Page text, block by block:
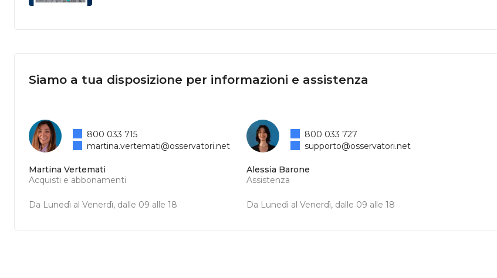
Siamo a tua disposizione per informazioni e assistenza
Martina Vertemati
Acquisti e abbonamenti
Da Lunedì al Venerdì, dalle 09 alle 18
800 033 715
martina.vertemati@osservatori.net
Alessia Barone
Assistenza
Da Lunedì al Venerdì, dalle 09 alle 18
800 033 727
supporto@osservatori.net